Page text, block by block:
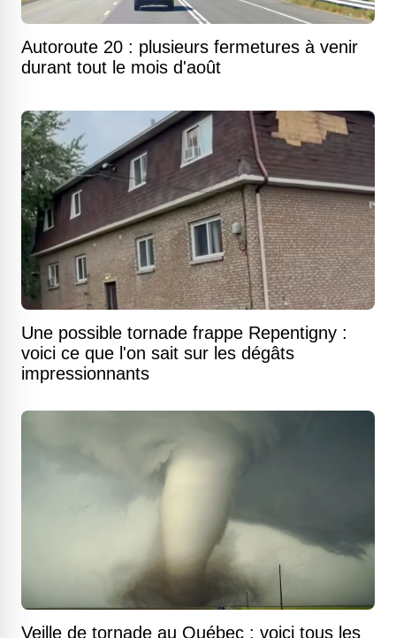
Autoroute 20 : plusieurs fermetures à venir
durant tout le mois d'août
Une possible tornade frappe Repentigny :
voici ce que l'on sait sur les dégâts
impressionnants
Veille de tornade au Québec : voici tous les